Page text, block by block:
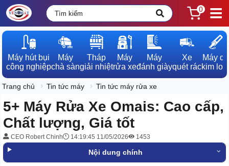
0
Máy hút bụi
công nghiệp
Máy
chà sàn
Tháp
giải nhiệt
Máy
rửa xe
Máy
đánh giày
Xe
quét rác
Máy dò
kim loại
Trang chủ Tin tức máy Tin tức máy rửa xe
5+ Máy Rửa Xe Omais: Cao cấp,
Chất lượng, Giá tốt
CEO Robert Chinh 14:19:45 11/05/2026 1453
Nội dung chính